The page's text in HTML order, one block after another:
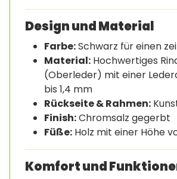
Design und Material
Farbe:Schwarz für einen
Material: Hochwertiges
(Oberleder) mit einer
bis 1,4 mm
Rückseite & Rahmen:
Finish:Chromsalz gegerbt
Füße: Holz mit einer Höhe
Komfort und